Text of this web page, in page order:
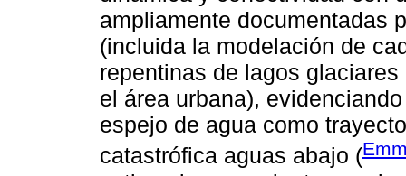
ampliamente documentadas
(incluida la modelación de
repentinas de lagos
el área urbana),
espejo de agua como
catastrófica aguas abajo (